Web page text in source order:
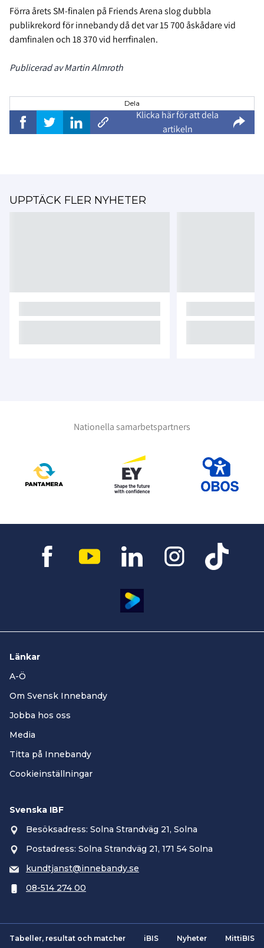
Förra årets SM-finalen på Friends Arena slog dubbla
publikrekord för innebandy då det var 15 700 åskådare vid
damfinalen och 18 370 vid herrfinalen.
Publicerad av Martin Almroth
Dela
Klicka här för att dela
artikeln
UPPTÄCK FLER NYHETER
Nationella samarbetspartners
Länkar
A-Ö
Om Svensk Innebandy
Jobba hos oss
Media
Titta på Innebandy
Cookieinställningar
Svenska IBF
Besöksadress: Solna Strandväg 21, Solna
Postadress: Solna Strandväg 21, 171 54 Solna
kundtjanst@innebandy.se
08-514 274 00
Tabeller, resultat och matcher iBIS Nyheter MittiBIS